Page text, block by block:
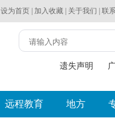
设为首页 加入收藏 关于我们 联
遗失声明 广
远程教育 地方